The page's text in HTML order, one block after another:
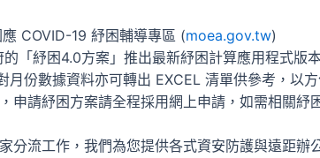
COVID-19 紓困輔導專區 (moea.gov.tw)
「紓困4.0方案」推出最新紓困計算應用程式
份數據資料亦可轉出 EXCEL 清單供參考，以
申請紓困方案請全程採用網上申請，如需相關
分流工作，我們為您提供各式資安防護與遠距